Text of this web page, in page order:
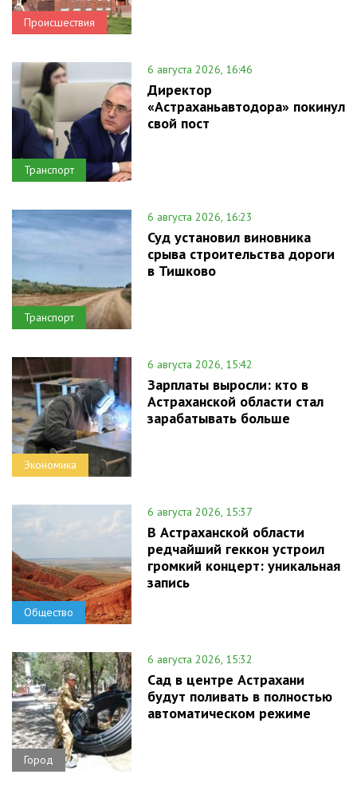
Происшествия
Транспорт
6 августа 2026, 16:46
Директор
«Астраханьавтодора» покинул
свой пост
Транспорт
6 августа 2026, 16:23
Суд установил виновника
срыва строительства дороги
в Тишково
Экономика
6 августа 2026, 15:42
Зарплаты выросли: кто в
Астраханской области стал
зарабатывать больше
Общество
6 августа 2026, 15:37
В Астраханской области
редчайший геккон устроил
громкий концерт: уникальная
запись
Город
6 августа 2026, 15:32
Сад в центре Астрахани
будут поливать в полностью
автоматическом режиме